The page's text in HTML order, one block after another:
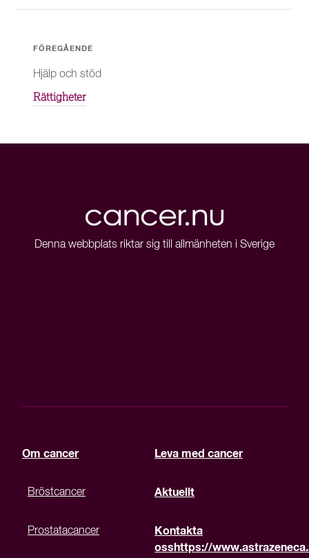
FÖREGÅENDE
Hjälp och stöd
Rättigheter
Denna webbplats riktar sig till allmänheten i Sverige
Om cancer
Bröstcancer
Prostatacancer
Leva med cancer
Aktuellt
Kontakta
oss https://